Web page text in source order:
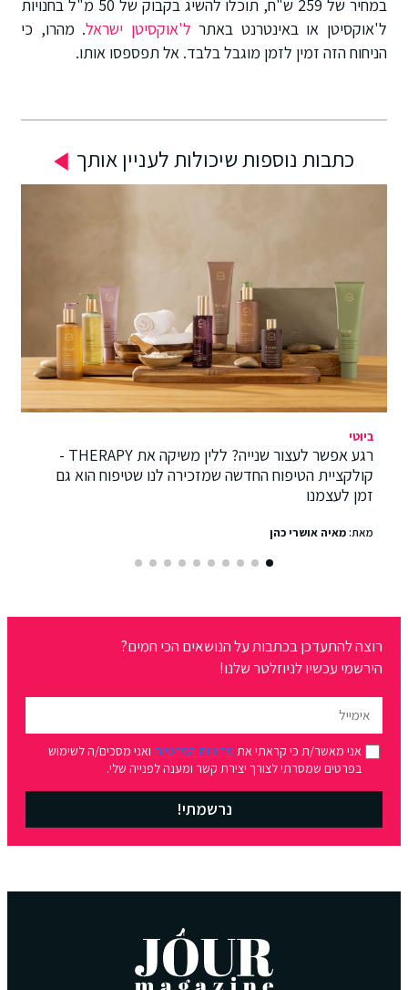
במחיר של 259 ש"ח, תוכלו להשיג בקבוק של 50 מ"ל בחנויות
ל'אוקסיטן או באינטרנט באתר ל'אוקסיטן ישראל. מהרו, כי
הניחוח הזה זמין לזמן מוגבל בלבד. אל תפספסו אותו.
כתבות נוספות שיכולות לעניין אותך
ביוטי
רגע אפשר לעצור שנייה? ללין משיקה את THERAPY -
קולקציית הטיפוח החדשה שמזכירה לנו שטיפוח הוא גם
זמן לעצמנו
מאת:מאיה אושרי כהן
רוצה להתעדכן בכתבות על הנושאים הכי חמים?
הירשמי עכשיו לניוזלטר שלנו!
אני מאשר/ת כי קראתי את מדיניות הפרטיות ואני מסכים/ה לשימוש
בפרטים שמסרתי לצורך יצירת קשר ומענה לפנייה שלי.
נרשמתי!